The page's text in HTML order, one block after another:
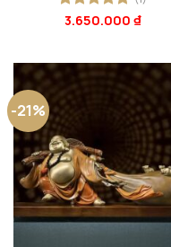
Được xếp
3.650.000 ₫
-21%